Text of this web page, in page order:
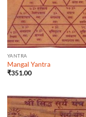
YANTRA
Mangal Yantra
₹351.00